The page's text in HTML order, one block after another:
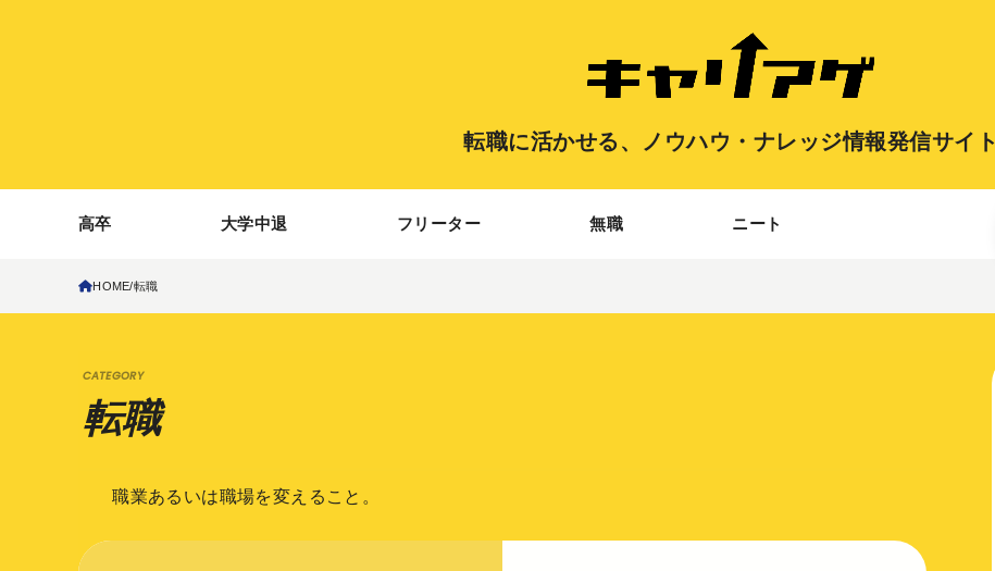
転職に活かせる、 ノウハウ・ナレッジ情報発信サイト
高卒 大学中退 フリーター 無職 ニート
HOME 転職
転職
職業あるいは職場を変えること。